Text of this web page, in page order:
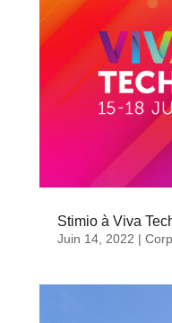
Stimio à Viva
Juin 14, 2022 |